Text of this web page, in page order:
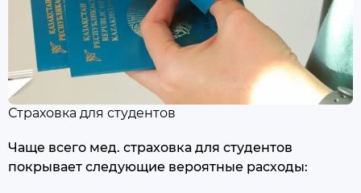
Страховка для студентов
Чаще всего мед. страховка для студентов
покрывает следующие вероятные расходы: